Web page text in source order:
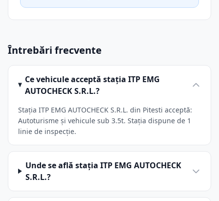
Întrebări frecvente
Ce vehicule acceptă stația ITP EMG
AUTOCHECK S.R.L.?
Stația ITP EMG AUTOCHECK S.R.L. din Pitesti acceptă:
Autoturisme și vehicule sub 3.5t. Stația dispune de 1
linie de inspecție.
Unde se află stația ITP EMG AUTOCHECK
S.R.L.?